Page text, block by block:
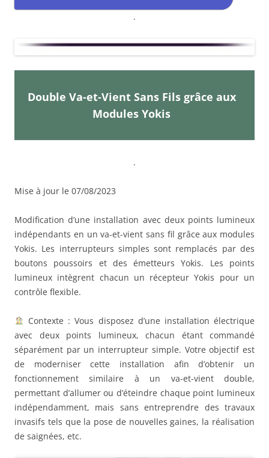
.
Double Va-et-Vient Sans Fils grâce aux
Modules Yokis
.
Mise à jour le 07/08/2023
Modification d’une installation avec deux points lumineux
indépendants en un va-et-vient sans fil grâce aux modules
Yokis. Les interrupteurs simples sont remplacés par des
boutons poussoirs et des émetteurs Yokis. Les points
lumineux intègrent chacun un récepteur Yokis pour un
contrôle flexible.
Contexte : Vous disposez d’une installation électrique
avec deux points lumineux, chacun étant commandé
séparément par un interrupteur simple. Votre objectif est
de moderniser cette installation afin d’obtenir un
fonctionnement similaire à un va-et-vient double,
permettant d’allumer ou d’éteindre chaque point lumineux
indépendamment, mais sans entreprendre des travaux
invasifs tels que la pose de nouvelles gaines, la réalisation
de saignées, etc.